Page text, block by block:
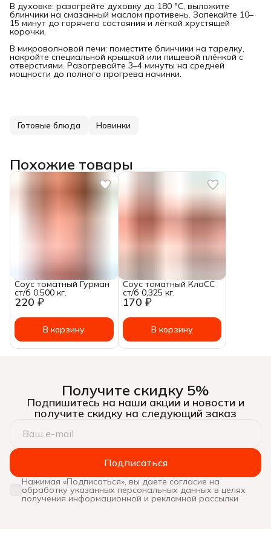
В духовке: разогрейте духовку до 180 °C, выложите
блинчики на смазанный маслом противень. Запекайте 10–
15 минут до горячего состояния и лёгкой хрустящей
корочки.
В микроволновой печи: поместите блинчики на тарелку,
накройте специальной крышкой или пищевой плёнкой с
отверстиями. Разогревайте 3–4 минуты на средней
мощности до полного прогрева начинки.
Готовые блюда Новинки
Похожие товары
220 ₽
Соус томатный Гурман
ст/б 0,500 кг.
В корзину
170 ₽
Соус томатный КлаСС
ст/б 0,325 кг.
В корзину
Получите скидку 5%
Подпишитесь на наши акции и новости и
получите скидку на следующий заказ
Подписаться
Нажимая «Подписаться», вы даете согласие на
обработку указанных персональных данных в целях
получения информационной и рекламной рассылки